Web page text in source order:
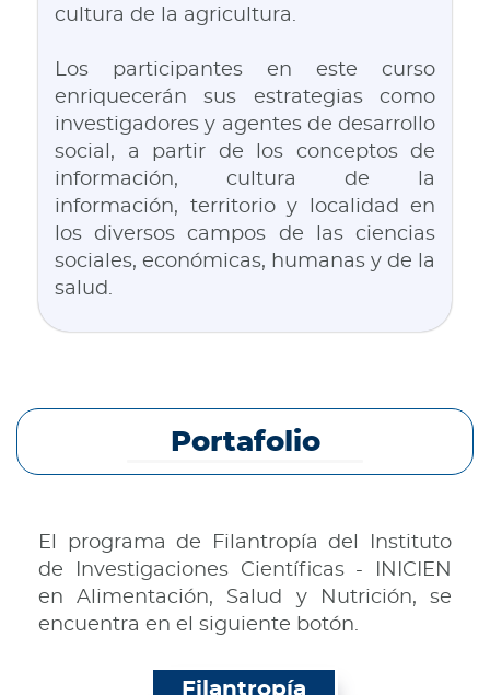
cultura de la agricultura.
Los participantes en este curso
enriquecerán sus estrategias como
investigadores y agentes de desarrollo
social, a partir de los conceptos de
información, cultura de la
información, territorio y localidad en
los diversos campos de las ciencias
sociales, económicas, humanas y de la
salud.
Portafolio
El programa de Filantropía del Instituto
de Investigaciones Científicas - INICIEN
en Alimentación, Salud y Nutrición, se
encuentra en el siguiente botón.
Filantropía